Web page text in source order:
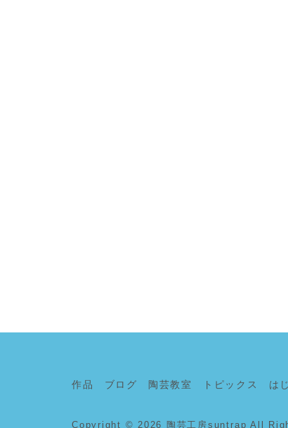
作品 ブログ 陶芸教室 トピックス は
Copyright © 2026 陶芸工房suntrap All